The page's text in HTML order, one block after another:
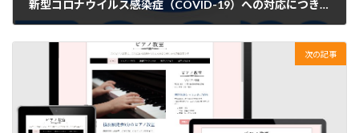
新型コロナウイルス感染症（COVID-19）への対応につきまして
次の記事